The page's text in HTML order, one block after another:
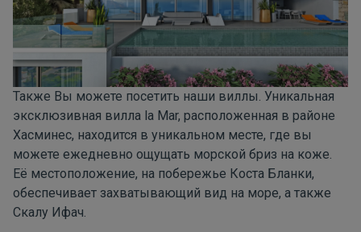
Также Вы можете посетить наши виллы. Уникальная
эксклюзивная вилла la Mar, расположенная в районе
Хасминес, находится в уникальном месте, где вы
можете ежедневно ощущать морской бриз на коже.
Её местоположение, на побережье Коста Бланки,
обеспечивает захватывающий вид на море, а также
Скалу Ифач.